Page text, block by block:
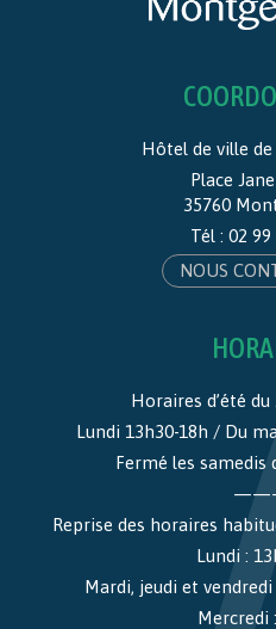
Hôtel de ville
Place
35760
Tél : 02 99
NOUS
Horaires d’été
Lundi 13h30-18h / Du
Fermé les samedis
Reprise des horaires
Lundi :
Mardi, jeudi et
Mercredi